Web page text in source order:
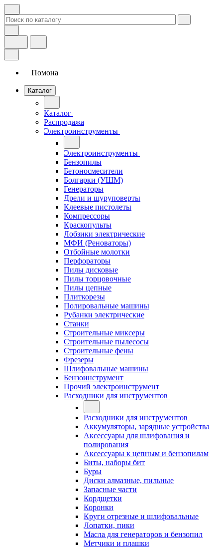
Помона
Каталог
Каталог
Распродажа
Электроинструменты
Электроинструменты
Бензопилы
Бетоносмесители
Болгарки (УШМ)
Генераторы
Дрели и шуруповерты
Клеевые пистолеты
Компрессоры
Краскопульты
Лобзики электрические
МФИ (Реноваторы)
Отбойные молотки
Перфораторы
Пилы дисковые
Пилы торцовочные
Пилы цепные
Плиткорезы
Полировальные машины
Рубанки электрические
Станки
Строительные миксеры
Строительные пылесосы
Строительные фены
Фрезеры
Шлифовальные машины
Бензоинструмент
Прочий электроинструмент
Расходники для инструментов
Расходники для инструментов
Аккумуляторы, зарядные устройства
Аксессуары для шлифования и
полирования
Аксессуары к цепным и бензопилам
Биты, наборы бит
Буры
Диски алмазные, пильные
Запасные части
Кордщетки
Коронки
Круги отрезные и шлифовальные
Лопатки, пики
Масла для генераторов и бензопил
Метчики и плашки